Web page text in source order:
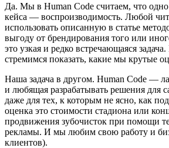
Да. Мы в Human Code считаем, что одно
кейса — воспроизводимость. Любой
использовать описанную в статье
выгоду от брендирования того или
это узкая и редко встречающаяся
стремимся показать, какие мы крутые
Наша задача в другом. Human Code —
и любящая разрабатывать решения для
даже для тех, к которым не ясно, как
оценка это стоимости стадиона или
продвижения зубочисток при помощи
рекламы. И мы любим свою работу и
клиентов).